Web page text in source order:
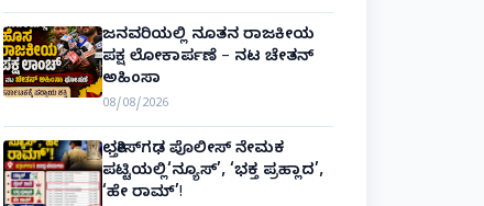
ಜನವರಿಯಲ್ಲಿ ನೂತನ ರಾಜಕೀಯ
ಪಕ್ಷ ಲೋಕಾರ್ಪಣೆ – ನಟ ಚೇತನ್
ಅಹಿಂಸಾ
08/08/2026
ಛತ್ತೀಸ್‌ಗಢ ಪೊಲೀಸ್ ನೇಮಕ
ಪಟ್ಟಿಯಲ್ಲಿ‘ನ್ಯೂಸ್’, ‘ಭಕ್ತ ಪ್ರಹ್ಲಾದ’,
‘ಹೇ ರಾಮ್’!